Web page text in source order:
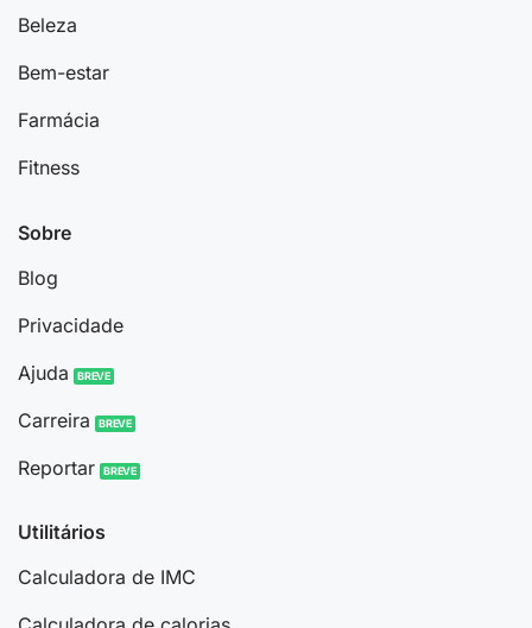
Beleza
Bem-estar
Farmácia
Fitness
Sobre
Blog
Privacidade
Ajuda
Carreira
Reportar
Utilitários
Calculadora de IMC